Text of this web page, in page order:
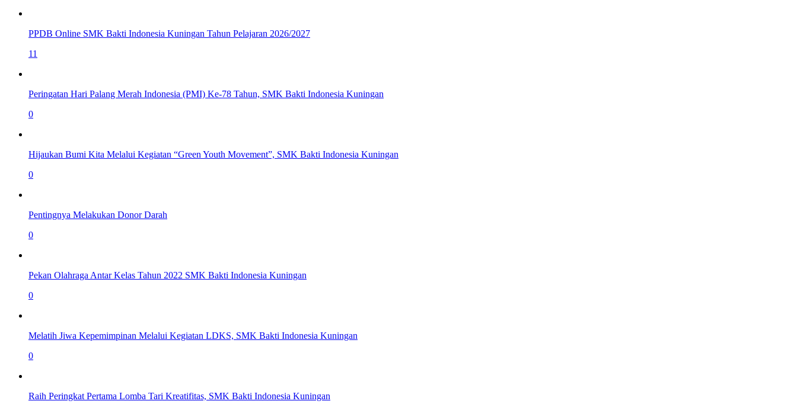
PPDB Online SMK Bakti Indonesia Kuningan Tahun Pelajaran 2026/2027
11
Peringatan Hari Palang Merah Indonesia (PMI) Ke-78 Tahun, SMK Bakti Indonesia Kuningan
0
Hijaukan Bumi Kita Melalui Kegiatan “Green Youth Movement”, SMK Bakti Indonesia Kuningan
0
Pentingnya Melakukan Donor Darah
0
Pekan Olahraga Antar Kelas Tahun 2022 SMK Bakti Indonesia Kuningan
0
Melatih Jiwa Kepemimpinan Melalui Kegiatan LDKS, SMK Bakti Indonesia Kuningan
0
Raih Peringkat Pertama Lomba Tari Kreatifitas, SMK Bakti Indonesia Kuningan